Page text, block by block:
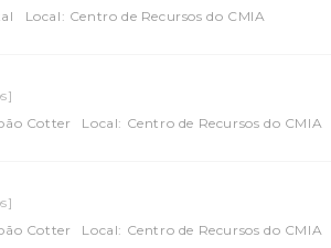
Local: Centro de Recursos do CMIA
Cotter Local: Centro de Recursos do CMIA
Cotter Local: Centro de Recursos do CMIA